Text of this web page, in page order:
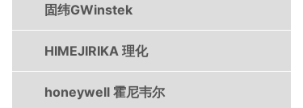
固纬GWinstek
HIMEJIRIKA 理化
honeywell 霍尼韦尔